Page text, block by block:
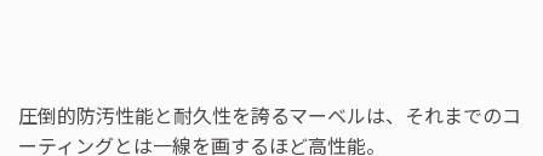
圧倒的防汚性能と耐久性を誇るマーベルは、それまでのコ
ーティングとは一線を画するほど高性能。